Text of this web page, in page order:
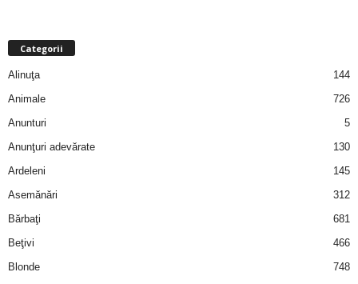
Categorii
Alinuţa
144
Animale
726
Anunturi
5
Anunţuri adevărate
130
Ardeleni
145
Asemănări
312
Bărbaţi
681
Beţivi
466
Blonde
748